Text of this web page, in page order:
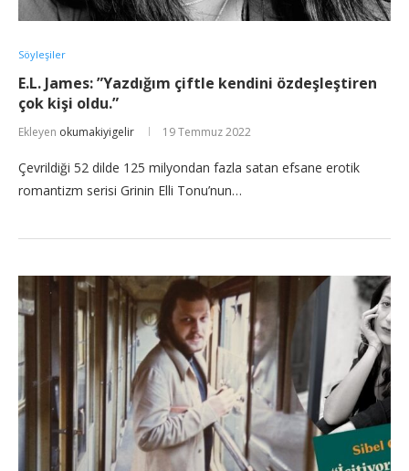
Söyleşiler
E.L. James: ”Yazdığım çiftle kendini özdeşleştiren
çok kişi oldu.”
Ekleyen okumakiyigelir 19 Temmuz 2022
Çevrildiği 52 dilde 125 milyondan fazla satan efsane erotik
romantizm serisi Grinin Elli Tonu’nun…